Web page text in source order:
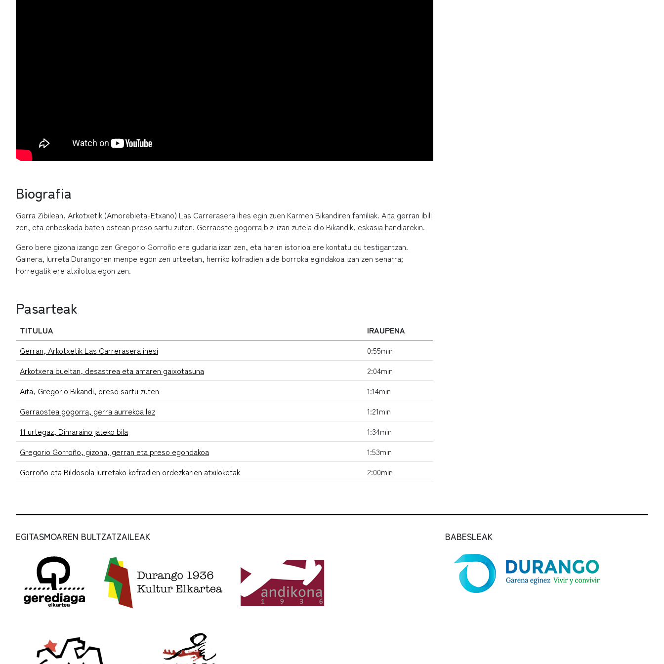
Biografia
Gerra Zibilean, Arkotxetik (Amorebieta-Etxano) Las Carrerasera ihes egin zuen Karmen Bikandiren familiak. Aita gerran ibili
zen, eta enboskada baten ostean preso sartu zuten. Gerraoste gogorra bizi izan zutela dio Bikandik, eskasia handiarekin.
Gero bere gizona izango zen Gregorio Gorroño ere gudaria izan zen, eta haren istorioa ere kontatu du testigantzan.
Gainera, Iurreta Durangoren menpe egon zen urteetan, herriko kofradien alde borroka egindakoa izan zen senarra;
horregatik ere atxilotua egon zen.
Pasarteak
TITULUA
IRAUPENA
Gerran, Arkotxetik Las Carrerasera ihesi
0:55min
Arkotxera bueltan, desastrea eta amaren gaixotasuna
2:04min
Aita, Gregorio Bikandi, preso sartu zuten
1:14min
Gerraostea gogorra, gerra aurrekoa lez
1:21min
11 urtegaz, Dimaraino jateko bila
1:34min
Gregorio Gorroño, gizona, gerran eta preso egondakoa
1:53min
Gorroño eta Bildosola Iurretako kofradien ordezkarien atxiloketak
2:00min
EGITASMOAREN BULTZATZAILEAK BABESLEAK